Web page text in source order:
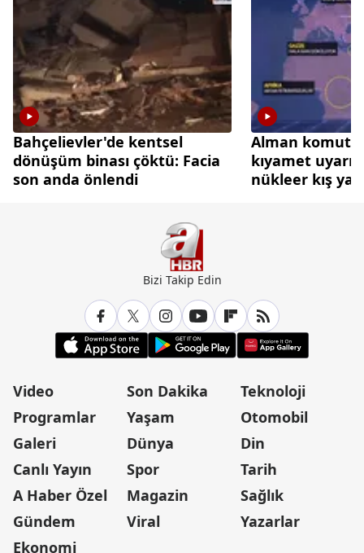
Bahçelievler'de kentsel
dönüşüm binası çöktü: Facia
son anda önlendi
Alman
kıyamet
nükleer kış
Bizi Takip Edin
Video
Programlar
Galeri
Canlı Yayın
A Haber Özel
Gündem
Ekonomi
Son Dakika
Yaşam
Dünya
Spor
Magazin
Viral
Teknoloji
Otomobil
Din
Tarih
Sağlık
Yazarlar